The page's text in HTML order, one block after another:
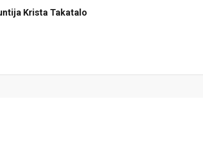
Krista Takatalo